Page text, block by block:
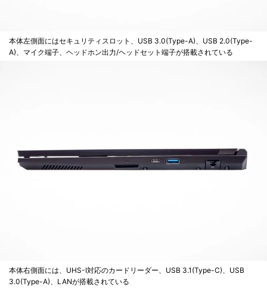
本体左側面にはセキュリティスロット、USB 3.0(Type-A)、USB 2.0(Type-
A)、マイク端子、ヘッドホン出力/ヘッドセット端子が搭載されている
本体右側面には、UHS-I対応のカードリーダー、USB 3.1(Type-C)、USB
3.0(Type-A)、LANが搭載されている